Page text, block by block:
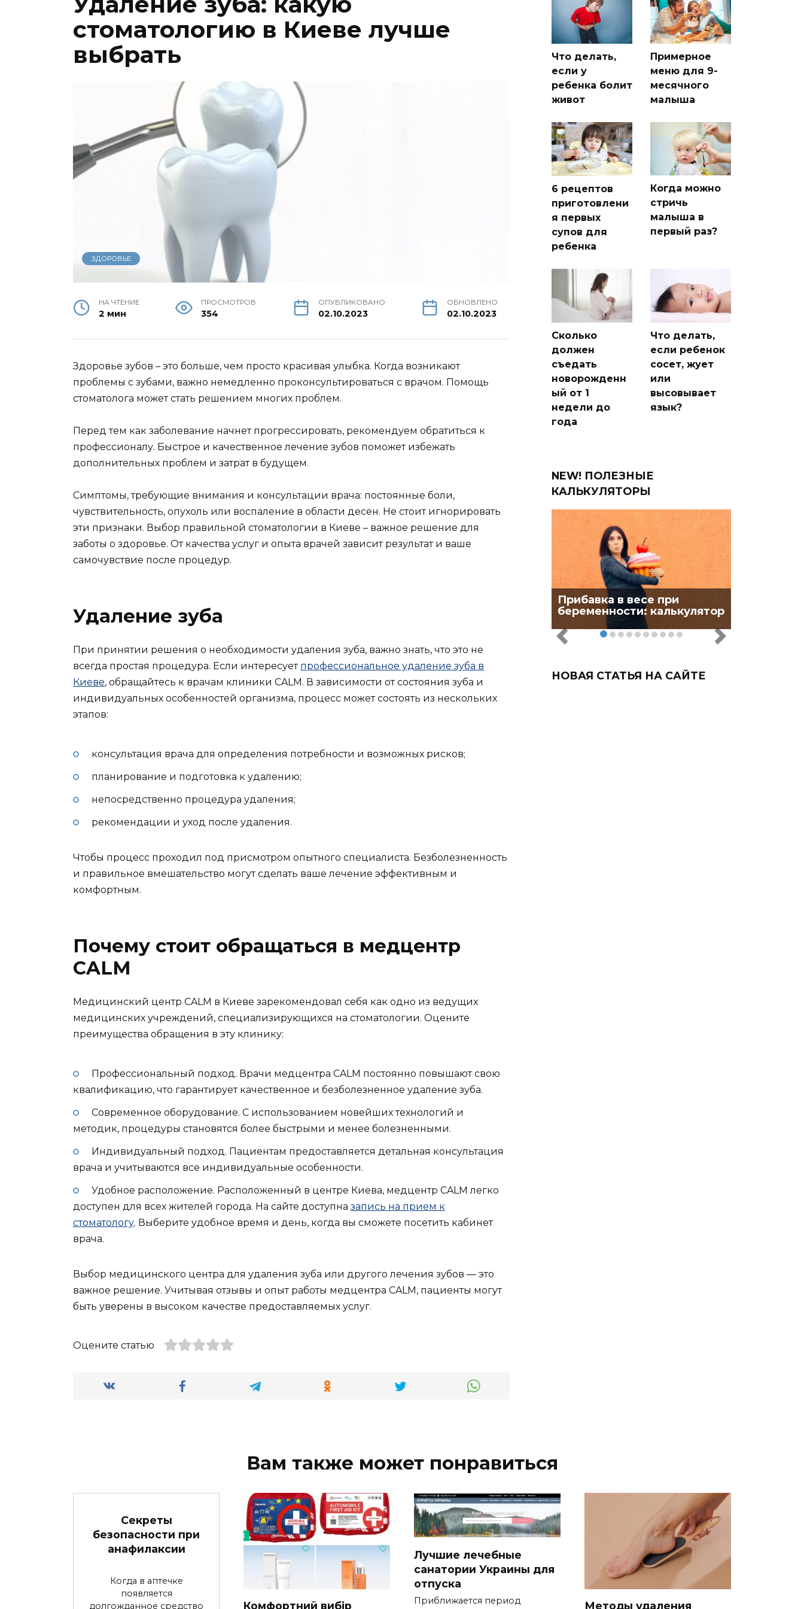
стоматологию в Киеве лучше
выбрать
ЗДОРОВЬЕ
НА ЧТЕНИЕ
2 мин
ПРОСМОТРОВ
354
ОПУБЛИКОВАНО
02.10.2023
ОБНОВЛЕНО
02.10.2023
Здоровье зубов – это больше, чем просто красивая улыбка. Когда возникают
проблемы с зубами, важно немедленно проконсультироваться с врачом. Помощь
стоматолога может стать решением многих проблем.
Перед тем как заболевание начнет прогрессировать, рекомендуем обратиться к
профессионалу. Быстрое и качественное лечение зубов поможет избежать
дополнительных проблем и затрат в будущем.
Симптомы, требующие внимания и консультации врача: постоянные боли,
чувствительность, опухоль или воспаление в области десен. Не стоит игнорировать
эти признаки. Выбор правильной стоматологии в Киеве – важное решение для
заботы о здоровье. От качества услуг и опыта врачей зависит результат и ваше
самочувствие после процедур.
Удаление зуба
При принятии решения о необходимости удаления зуба, важно знать, что это не
всегда простая процедура. Если интересует профессиональное удаление зуба в
Киеве, обращайтесь к врачам клиники CALM. В зависимости от состояния зуба и
индивидуальных особенностей организма, процесс может состоять из нескольких
этапов:
консультация врача для определения потребности и возможных рисков;
планирование и подготовка к удалению;
непосредственно процедура удаления;
рекомендации и уход после удаления.
Чтобы процесс проходил под присмотром опытного специалиста. Безболезненность
и правильное вмешательство могут сделать ваше лечение эффективным и
комфортным.
Почему стоит обращаться в медцентр
CALM
Медицинский центр CALM в Киеве зарекомендовал себя как одно из ведущих
медицинских учреждений, специализирующихся на стоматологии. Оцените
преимущества обращения в эту клинику:
Профессиональный подход. Врачи медцентра CALM постоянно повышают свою
квалификацию, что гарантирует качественное и безболезненное удаление зуба.
Современное оборудование. С использованием новейших технологий и
методик, процедуры становятся более быстрыми и менее болезненными.
Индивидуальный подход. Пациентам предоставляется детальная консультация
врача и учитываются все индивидуальные особенности.
Удобное расположение. Расположенный в центре Киева, медцентр CALM легко
доступен для всех жителей города. На сайте доступна запись на прием к
стоматологу. Выберите удобное время и день, когда вы сможете посетить кабинет
врача.
Выбор медицинского центра для удаления зуба или другого лечения зубов — это
важное решение. Учитывая отзывы и опыт работы медцентра CALM, пациенты могут
быть уверены в высоком качестве предоставляемых услуг.
Оцените статью
Что делать,
если у
ребенка болит
живот
Примерное
меню для 9-
месячного
малыша
6 рецептов
приготовлени
я первых
супов для
ребенка
Когда можно
стричь
малыша в
первый раз?
Сколько
должен
съедать
новорожденн
ый от 1
недели до
года
Что делать,
если ребенок
сосет, жует
или
высовывает
язык?
NEW! ПОЛЕЗНЫЕ
КАЛЬКУЛЯТОРЫ
Прибавка в весе при
беременности: калькулятор
НОВАЯ СТАТЬЯ НА САЙТЕ
Вам также может понравиться
Секреты
безопасности при
анафилаксии
Когда в аптечке
появляется
долгожданное средство
Комфортний вибір
Лучшие лечебные
санатории Украины для
отпуска
Приближается период
Методы удаления